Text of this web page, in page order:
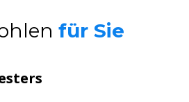
für Sie